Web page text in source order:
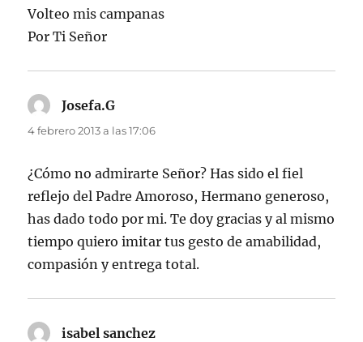
Volteo mis campanas
Por Ti Señor
Josefa.G
4 febrero 2013 a las 17:06
¿Cómo no admirarte Señor? Has sido el fiel
reflejo del Padre Amoroso, Hermano generoso,
has dado todo por mi. Te doy gracias y al mismo
tiempo quiero imitar tus gesto de amabilidad,
compasión y entrega total.
isabel sanchez